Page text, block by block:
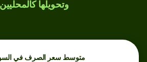
وتحويلها كالمحليين.
متوسط ​​سعر الصرف في السوق